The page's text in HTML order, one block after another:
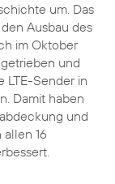
um. Das
Ausbau des
im Oktober
und
LTE-Sender in
Damit haben
und
allen 16